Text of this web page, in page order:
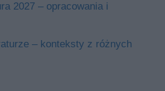
2027 – opracowania i
– konteksty z różnych